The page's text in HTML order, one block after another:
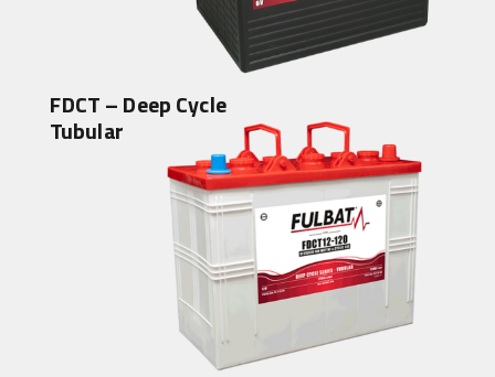
FDCT – Deep Cycle
Tubular